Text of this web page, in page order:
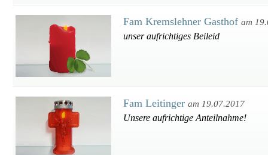
Fam Kremslehner Gasthof am
unser aufrichtiges Beileid
Fam Leitinger am 19.07.2017
Unsere aufrichtige Anteilnahme!